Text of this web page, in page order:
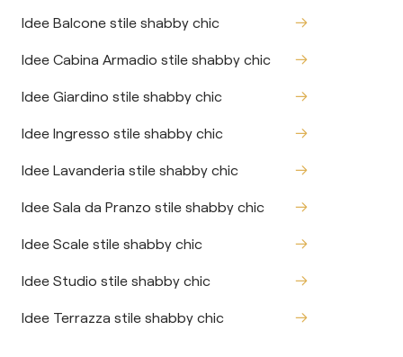
Idee Balcone stile shabby chic
Idee Cabina Armadio stile shabby chic
Idee Giardino stile shabby chic
Idee Ingresso stile shabby chic
Idee Lavanderia stile shabby chic
Idee Sala da Pranzo stile shabby chic
Idee Scale stile shabby chic
Idee Studio stile shabby chic
Idee Terrazza stile shabby chic